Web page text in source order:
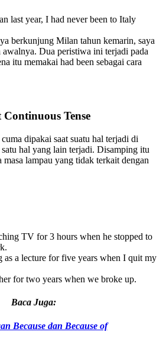
last year, I had never been to Italy
berkunjung Milan tahun kemarin, saya
awalnya. Dua peristiwa ini terjadi pada
itu memakai had been sebagai cara
Continuous Tense
dipakai saat suatu hal terjadi di
hal yang lain terjadi. Disamping itu
lampau yang tidak terkait dengan
TV for 3 hours when he stopped to
as a lecture for five years when I quit my
for two years when we broke up.
Baca Juga:
Because dan Because of